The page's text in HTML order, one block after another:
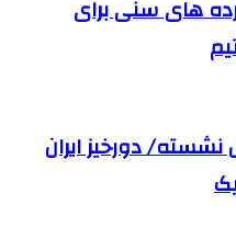
های سنی برای
نشسته/ دورخیز ایران